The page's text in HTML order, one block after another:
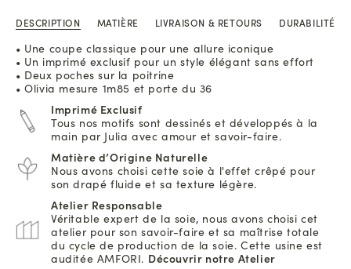
DESCRIPTION MATIÈRE LIVRAISON & RETOURS DURABILITÉ
• Une coupe classique pour une allure iconique
• Un imprimé exclusif pour un style élégant sans effort
• Deux poches sur la poitrine
• Olivia mesure 1m85 et porte du 36
Imprimé Exclusif
Tous nos motifs sont dessinés et développés à la
main par Julia avec amour et savoir-faire.
Matière d’Origine Naturelle
Nous avons choisi cette soie à l'effet crêpé pour
son drapé fluide et sa texture légère.
Atelier Responsable
Véritable expert de la soie, nous avons choisi cet
atelier pour son savoir-faire et sa maîtrise totale
du cycle de production de la soie. Cette usine est
auditée AMFORI. Découvrir notre Atelier